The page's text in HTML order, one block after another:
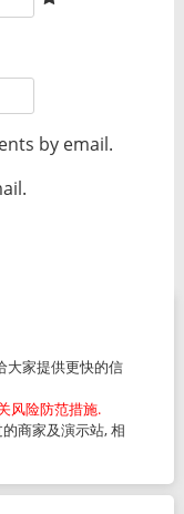
by email.
大家提供更快的信
风险防范措施.
商家及演示站, 相